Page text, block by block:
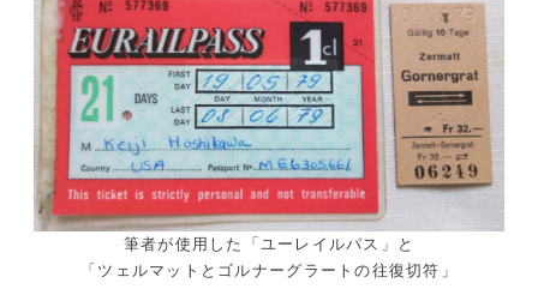
筆者が使用した「ユーレイルパス」と
「ツェルマットとゴルナーグラートの往復切符」